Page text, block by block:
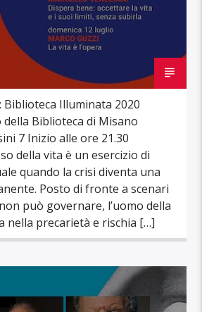
Biblioteca Illuminata 2020
Biblioteca di Misano
7 Inizio alle ore 21.30
della vita è un esercizio di
quando la crisi diventa una
Posto di fronte a scenari
può governare, l’uomo della
nella precarietà e rischia […]